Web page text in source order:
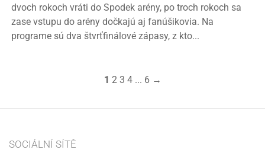
dvoch rokoch vráti do Spodek arény, po troch rokoch sa
zase vstupu do arény dočkajú aj fanúšikovia. Na
programe sú dva štvrťfinálové zápasy, z kto...
1 2 3 4 ... 6 →
SOCIÁLNÍ SÍTĚ